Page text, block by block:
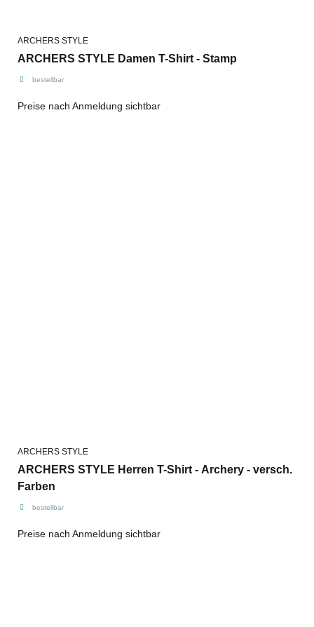
ARCHERS STYLE
ARCHERS STYLE Damen T-Shirt - Stamp
bestellbar
Preise nach Anmeldung sichtbar
ARCHERS STYLE
ARCHERS STYLE Herren T-Shirt - Archery - versch.
Farben
bestellbar
Preise nach Anmeldung sichtbar